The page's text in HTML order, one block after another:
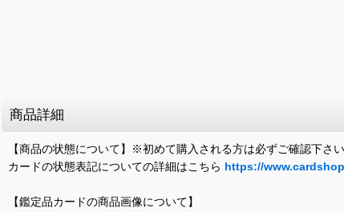
商品詳細
【商品の状態について】※初めて購入される方は必ずご確認下さい
カードの状態表記についての詳細はこちら https://
【鑑定品カードの商品画像について】